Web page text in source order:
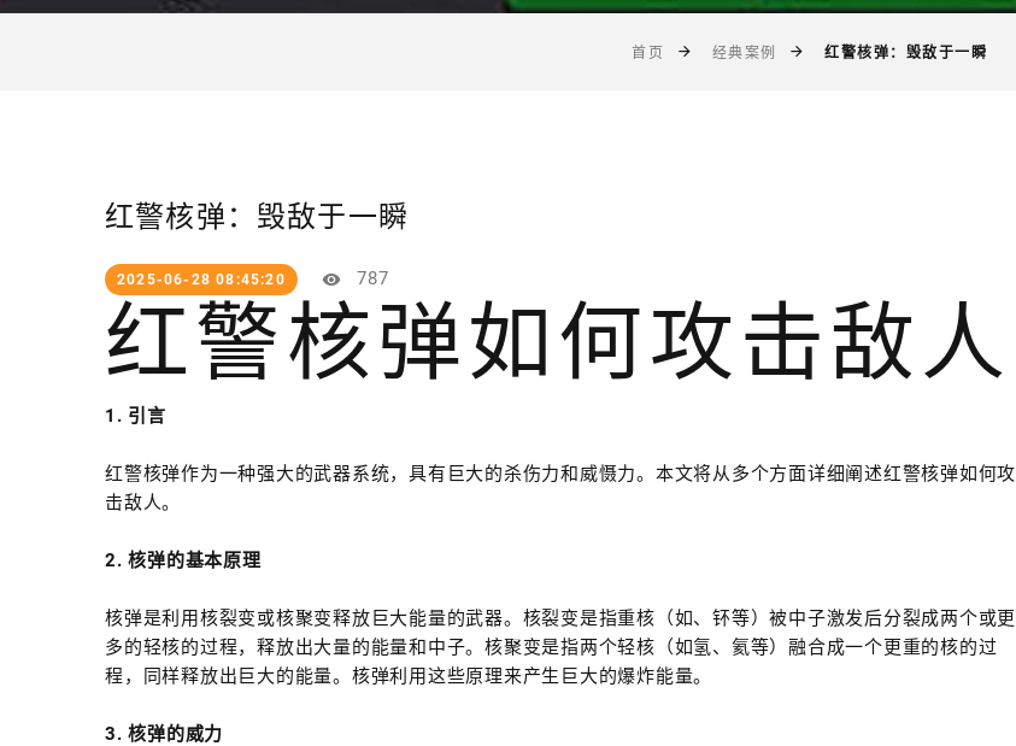
首页 经典案例 红警核弹：毁敌于一瞬
红警核弹：毁敌于一瞬
2025-06-28 08:45:20 787
红警核弹如何攻击敌人
1. 引言
红警核弹作为一种强大的武器系统，具有巨大的杀伤力和威慑力。本文将从多个方面详细阐述红警核弹如何攻
击敌人。
2. 核弹的基本原理
核弹是利用核裂变或核聚变释放巨大能量的武器。核裂变是指重核（如、钚等）被中子激发后分裂成两个或更
多的轻核的过程，释放出大量的能量和中子。核聚变是指两个轻核（如氢、氦等）融合成一个更重的核的过
程，同样释放出巨大的能量。核弹利用这些原理来产生巨大的爆炸能量。
3. 核弹的威力